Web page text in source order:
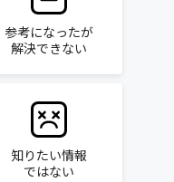
参考になったが
解決できない
知りたい情報
ではない